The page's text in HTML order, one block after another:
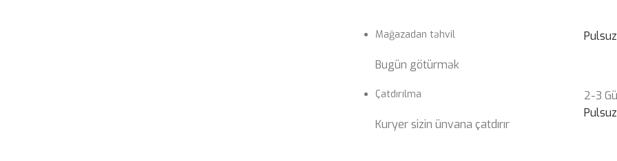
Mağazadan təhvil
Bugün götürmək
Pulsuz
Çatdırılma
Kuryer sizin ünvana çatdırır
2-3
Pulsuz